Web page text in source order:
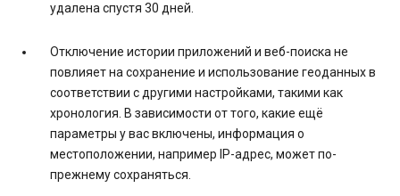
удалена спустя 30 дней.
Отключение истории приложений и веб-поиска не
повлияет на сохранение и использование геоданных в
соответствии с другими настройками, такими как
хронология. В зависимости от того, какие ещё
параметры у вас включены, информация о
местоположении, например IP-адрес, может по-
прежнему сохраняться.